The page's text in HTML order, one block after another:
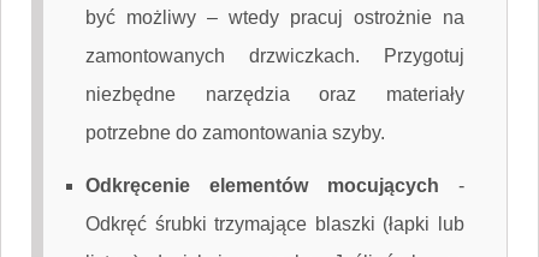
być możliwy – wtedy pracuj ostrożnie na
zamontowanych drzwiczkach. Przygotuj
niezbędne narzędzia oraz materiały
potrzebne do zamontowania szyby.
Odkręcenie elementów mocujących -
Odkręć śrubki trzymające blaszki (łapki lub